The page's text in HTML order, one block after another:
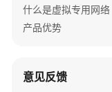
页
面
VPN
什么是虚拟专用网络
产品优势
意见反馈